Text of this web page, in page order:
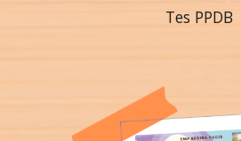
Tes PPDB